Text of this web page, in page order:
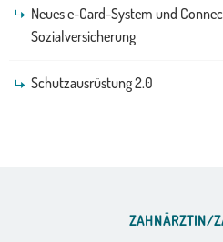
Neues e-Card-System und
Sozialversicherung
Schutzausrüstung 2.0
ZAHNÄRZTIN/